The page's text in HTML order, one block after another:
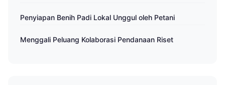
Penyiapan Benih Padi Lokal Unggul oleh Petani
Menggali Peluang Kolaborasi Pendanaan Riset